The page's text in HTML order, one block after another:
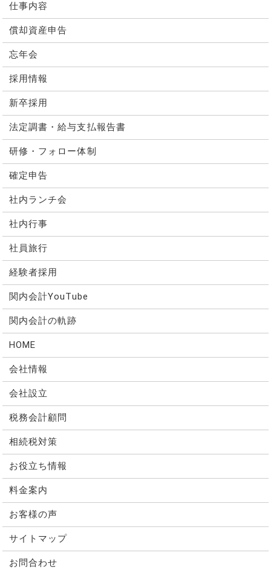
仕事内容
償却資産申告
忘年会
採用情報
新卒採用
法定調書・給与支払報告書
研修・フォロー体制
確定申告
社内ランチ会
社内行事
社員旅行
経験者採用
関内会計YouTube
関内会計の軌跡
HOME
会社情報
会社設立
税務会計顧問
相続税対策
お役立ち情報
料金案内
お客様の声
サイトマップ
お問合わせ